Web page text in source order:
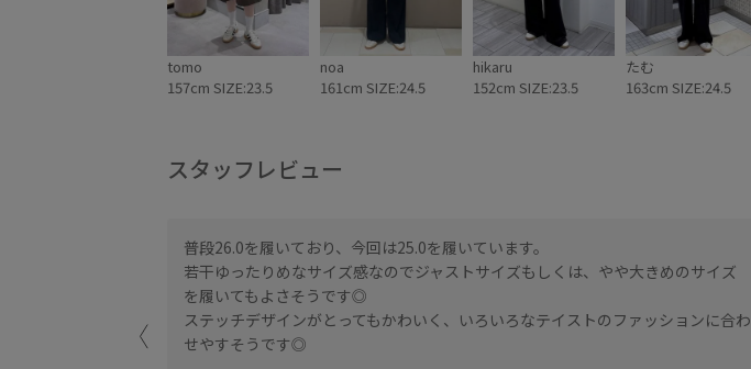
tomo
157cm SIZE:23.5
noa
161cm SIZE:24.5
hikaru
152cm SIZE:23.5
たむ
163cm SIZE:24.5
スタッフレビュー
普段26.0を履いており、今回は25.0を履いています。
若干ゆったりめなサイズ感なのでジャストサイズもしくは、やや大きめのサイズ
を履いてもよさそうです◎
ステッチデザインがとってもかわいく、いろいろなテイストのファッションに合わ
せやすそうです◎